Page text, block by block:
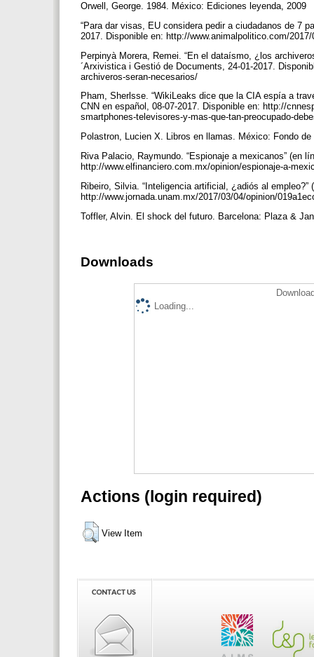
Orwell, George. 1984. México: Ediciones leyenda, 2009
“Para dar visas, EU considera pedir a ciudadanos de 7
2017. Disponible en: http://www.animalpolitico.com/
Perpinyà Morera, Remei. “En el dataísmo, ¿los
´Arxivistica i Gestió de Documents, 24-01-2017.
archiveros-seran-necesarios/
Pham, Sherlsse. “WikiLeaks dice que la CIA espía a
CNN en español, 08-07-2017. Disponible en: http://
smartphones-televisores-y-mas-que-tan-preocupado-
Polastron, Lucien X. Libros en llamas. México: Fondo
Riva Palacio, Raymundo. “Espionaje a mexicanos” (en
http://www.elfinanciero.com.mx/opinion/espionaje-a-
Ribeiro, Silvia. “Inteligencia artificial, ¿adiós al
http://www.jornada.unam.mx/2017/03/04/opinion/
Toffler, Alvin. El shock del futuro. Barcelona: Plaza &
Downloads
Loading...
Actions (login required)
View Item